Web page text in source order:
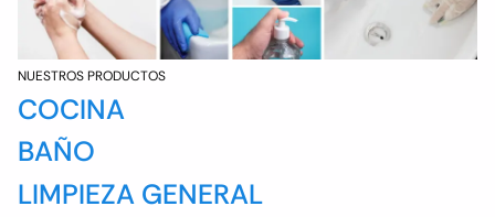
NUESTROS PRODUCTOS
COCINA
BAÑO
LIMPIEZA GENERAL